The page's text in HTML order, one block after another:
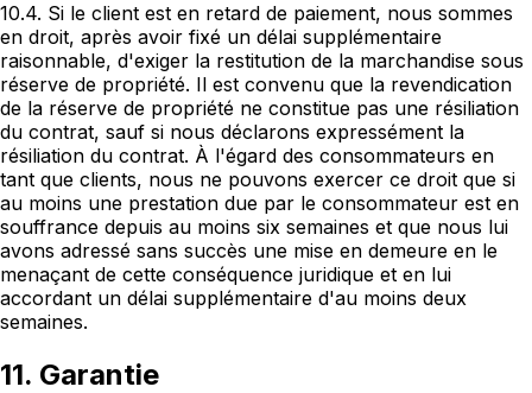
10.4. Si le client est en retard de paiement, nous sommes
en droit, après avoir fixé un délai supplémentaire
raisonnable, d'exiger la restitution de la marchandise sous
réserve de propriété. Il est convenu que la revendication
de la réserve de propriété ne constitue pas une résiliation
du contrat, sauf si nous déclarons expressément la
résiliation du contrat. À l'égard des consommateurs en
tant que clients, nous ne pouvons exercer ce droit que si
au moins une prestation due par le consommateur est en
souffrance depuis au moins six semaines et que nous lui
avons adressé sans succès une mise en demeure en le
menaçant de cette conséquence juridique et en lui
accordant un délai supplémentaire d'au moins deux
semaines.
11. Garantie